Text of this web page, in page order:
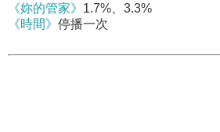
《妳的管家》 1.7%、3.3%
《時間》 停播一次